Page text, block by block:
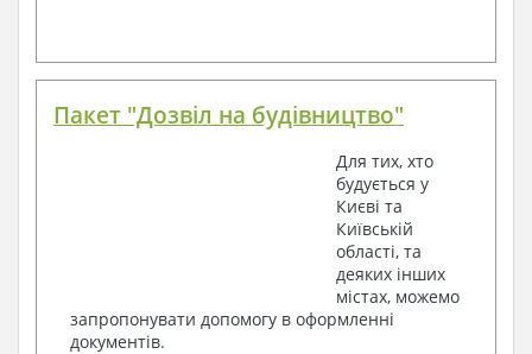
Пакет "Дозвіл на будівництво"
Для тих, хто
будується у
Києві та
Київській
області, та
деяких інших
містах, можемо
запропонувати допомогу в оформленні
документів.